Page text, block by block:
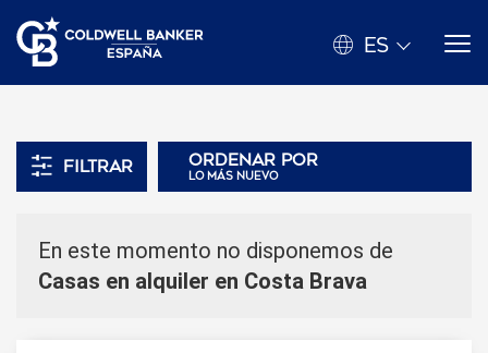
ES
Filtrar Ordenar por
lo más nuevo
En este momento no disponemos de
Casas en alquiler en Costa Brava